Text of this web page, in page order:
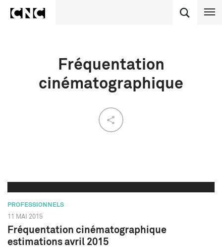
Fréquentation
cinématographique
PROFESSIONNELS
11 MAI 2015
Fréquentation cinématographique
estimations avril 2015